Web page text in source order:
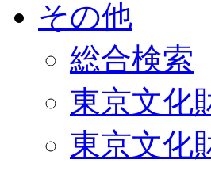
その他
総合検索
東京文化
東京文化